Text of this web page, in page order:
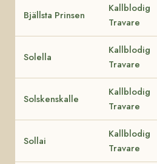
Bjällsta Prinsen
Kallblodig
Travare
Solella
Kallblodig
Travare
Solskenskalle
Kallblodig
Travare
Sollai
Kallblodig
Travare